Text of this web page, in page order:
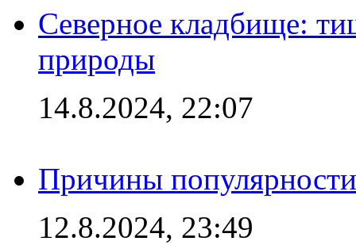
Северное кладбище:
природы
14.8.2024, 22:07
Причины
12.8.2024, 23:49